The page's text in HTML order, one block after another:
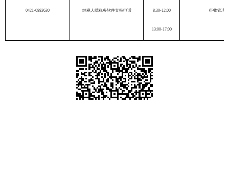
0421-6883630 纳税人端税务软件支持电话 8:30-12:00
13:00-17:00
征收管理股